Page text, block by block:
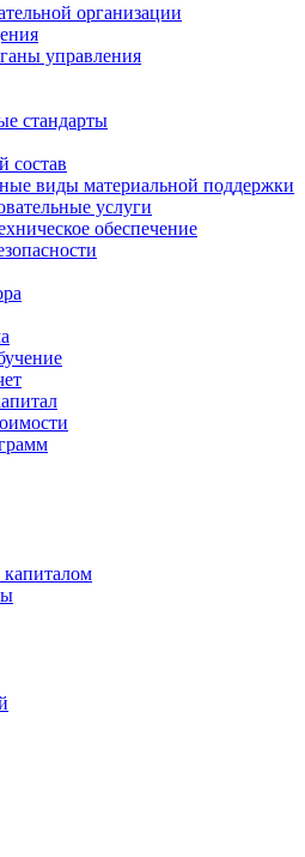
организации
управления
стандарты
состав
виды материальной поддержки
услуги
обеспечение